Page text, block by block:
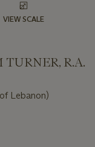
VIEW SCALE
R.A.
Lebanon)